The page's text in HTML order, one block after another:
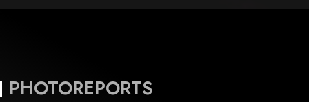
PHOTOREPORTS